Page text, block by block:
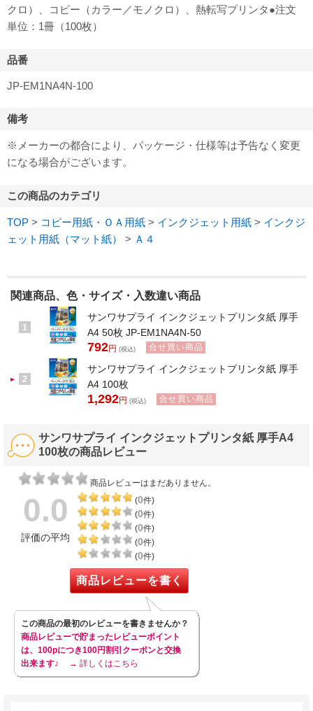
クロ）、コピー（カラー／モノクロ）、熱転写プリンタ●注文
単位：1冊（100枚）
品番
JP-EM1NA4N-100
備考
※メーカーの都合により、パッケージ・仕様等は予告なく変更
になる場合がございます。
この商品のカテゴリ
TOP > コピー用紙・ＯＡ用紙 > インクジェット用紙 > インクジ
ェット用紙（マット紙）
> Ａ４
関連商品、色・サイズ・入数違い商品
1
サンワサプライ インクジェットプリンタ紙 厚手
A4 50枚 JP-EM1NA4N-50
792円 (税込) 合せ買い商品
2
サンワサプライ インクジェットプリンタ紙 厚手
A4 100枚
1,292円 (税込) 合せ買い商品
サンワサプライ インクジェットプリンタ紙 厚手A4
100枚の商品レビュー
商品レビューはまだありません。
0.0
評価の平均
(0件)
(0件)
(0件)
(0件)
(0件)
商品レビューを書く
この商品の最初のレビューを書きませんか？
商品レビューで貯まったレビューポイント
は、100pにつき100円割引クーポンと交換
出来ます♪
→ 詳しくはこちら